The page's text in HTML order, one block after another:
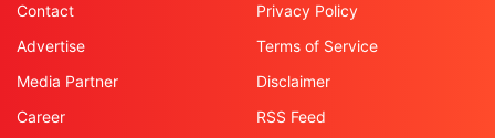
Contact
Advertise
Media Partner
Career
Privacy Policy
Terms of Service
Disclaimer
RSS Feed